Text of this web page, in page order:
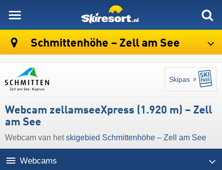
Schmittenhöhe – Zell am See
Skipas
Webcam zellamseeXpress (1.920 m) – Zell
am See
Webcam van hetskigebied Schmittenhöhe – Zell am See
Webcams